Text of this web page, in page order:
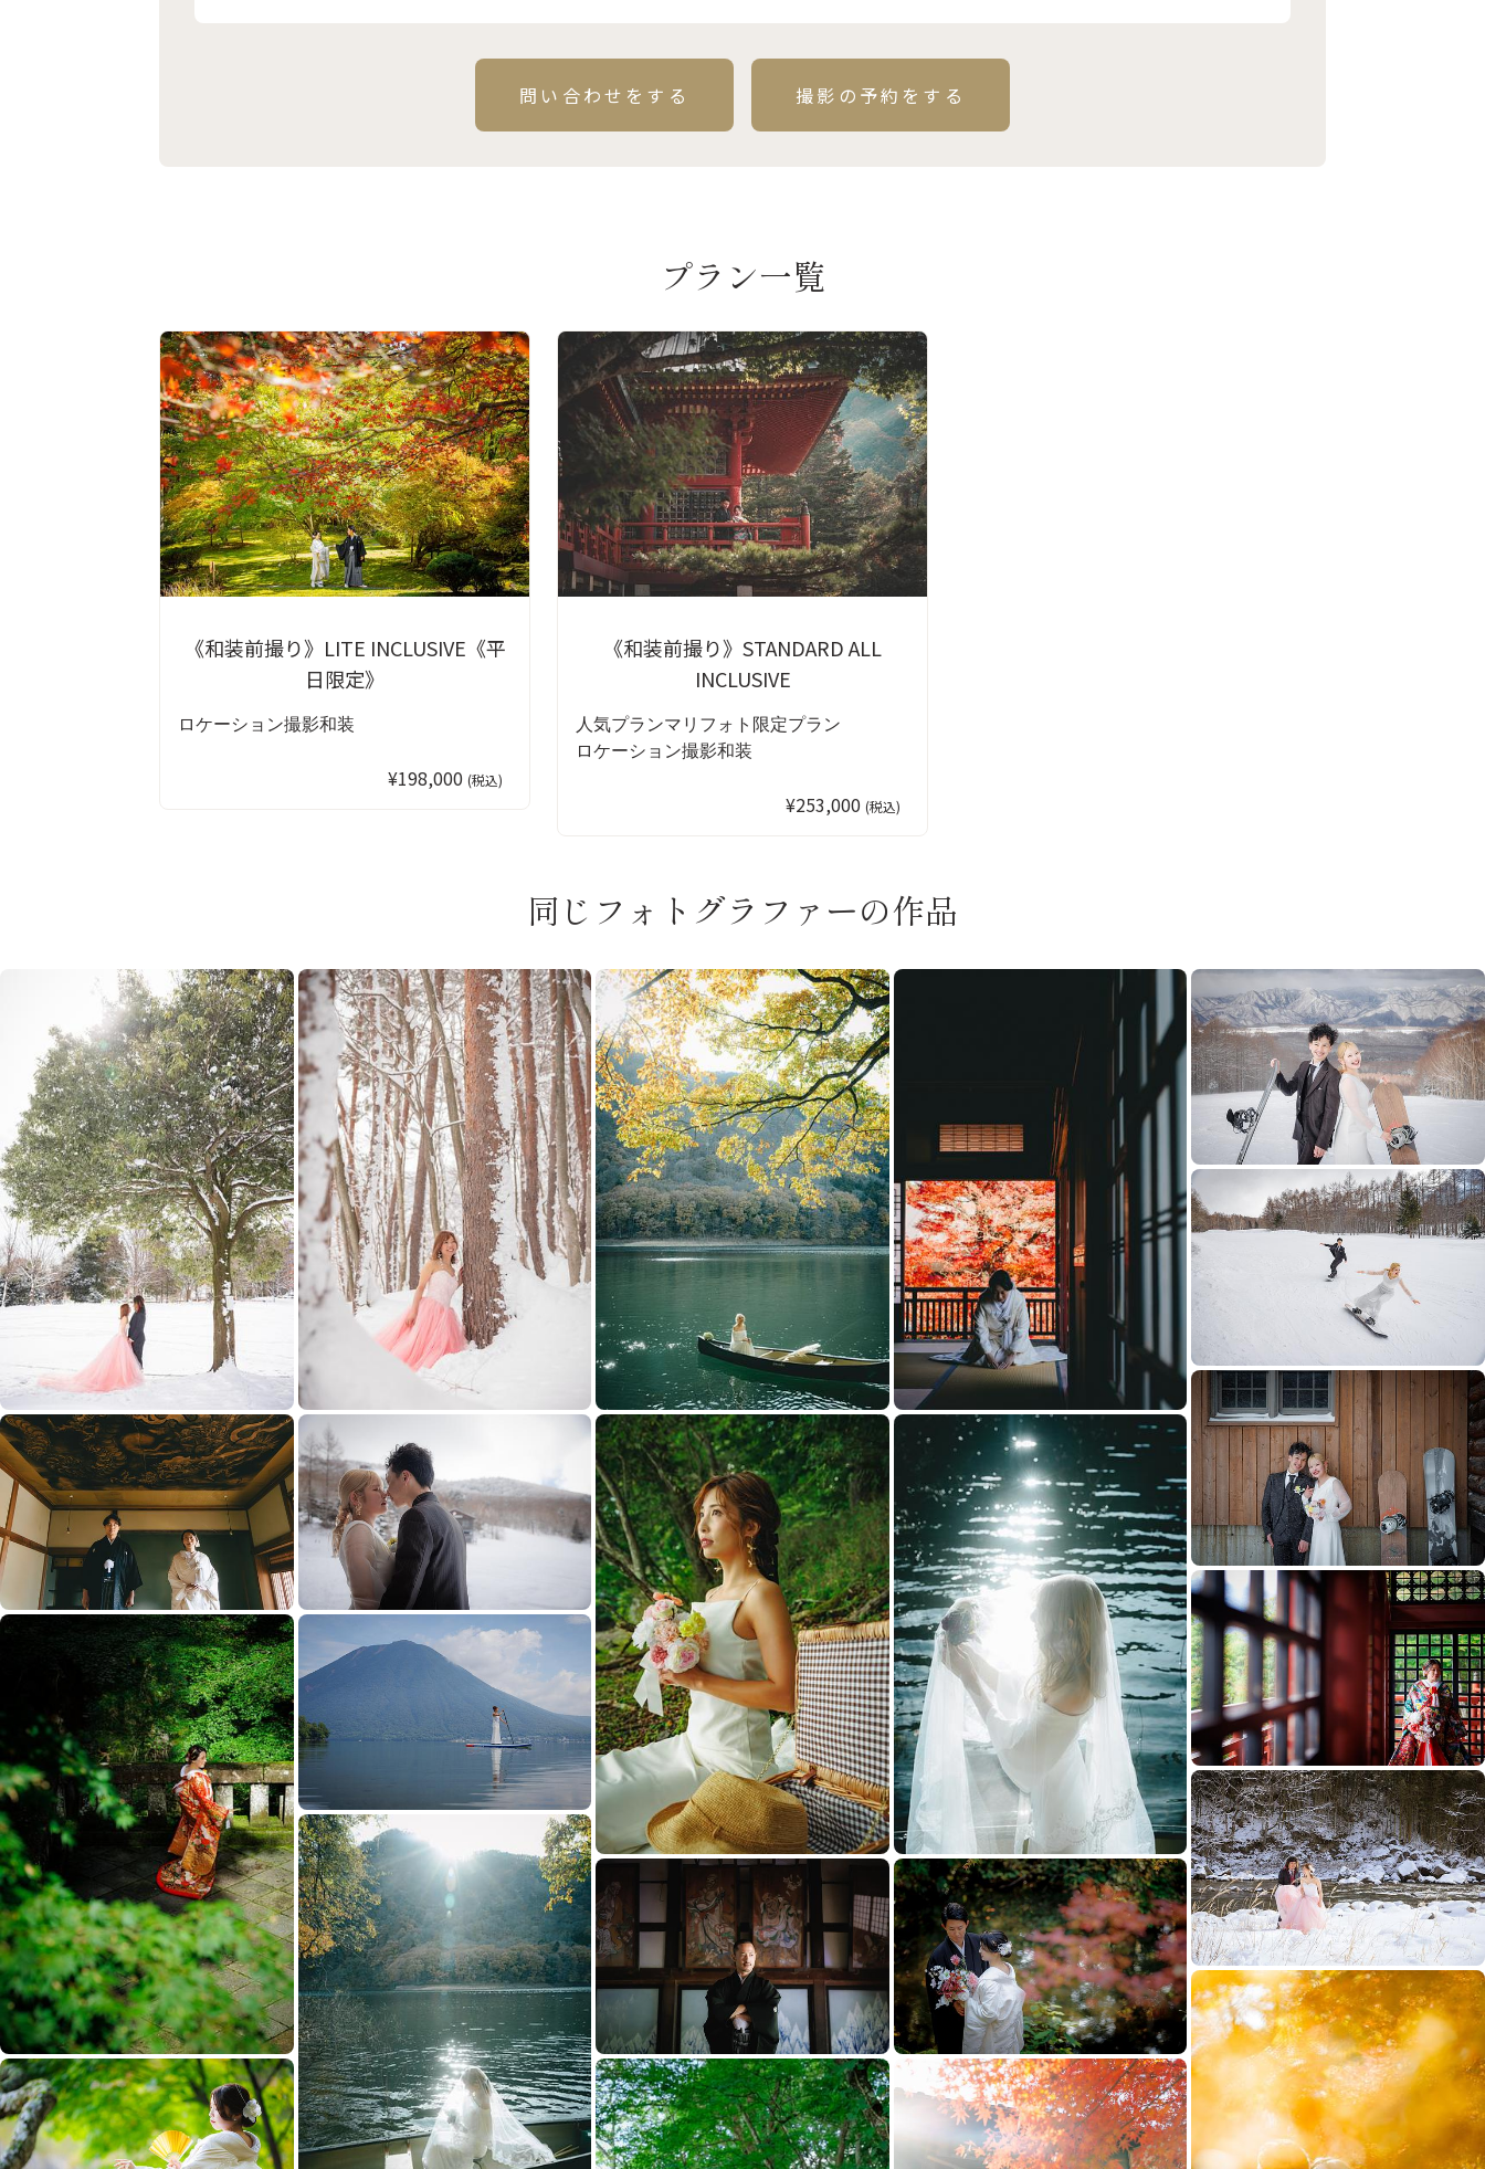
問い合わせをする 撮影の予約をする
プラン一覧
《和装前撮り》LITE INCLUSIVE《平
日限定》
ロケーション撮影和装
¥198,000 (税込)
《和装前撮り》STANDARD ALL
INCLUSIVE
人気プランマリフォト限定プラン
ロケーション撮影和装
¥253,000 (税込)
同じフォトグラファーの作品